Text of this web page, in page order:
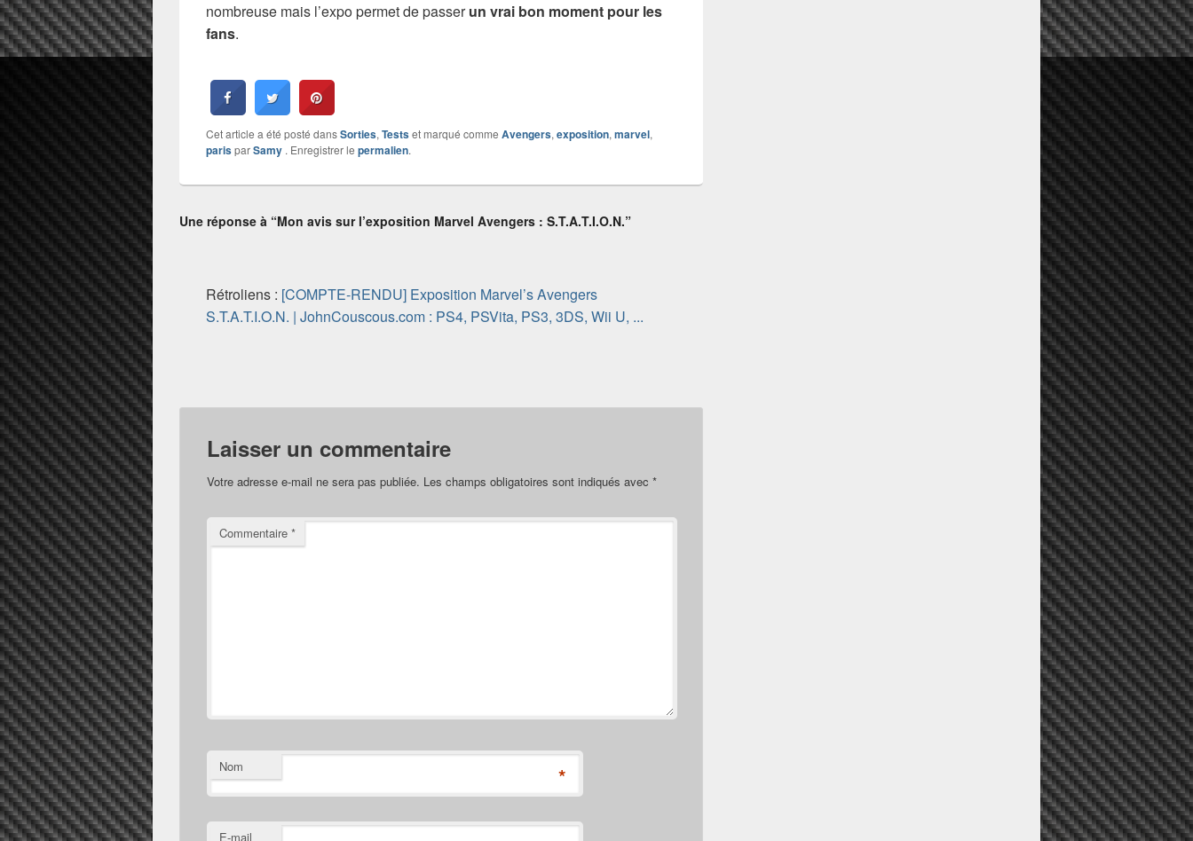
nombreuse mais l’expo permet de passerun vrai bon moment pour les
fans.
Cet article a été posté dansSorties, Testset marqué comme Avengers, exposition, marvel,
parisparSamy . Enregistrer le permalien.
Une réponse à “Mon avis sur l’exposition Marvel Avengers : S.T.A.T.I.O.N.”
Rétroliens : [COMPTE-RENDU] Exposition Marvel’s Avengers
S.T.A.T.I.O.N. | JohnCouscous.com : PS4, PSVita, PS3, 3DS, Wii U, ...
Laisser un commentaire
Votre adresse e-mail ne sera pas publiée. Les champs obligatoires sont indiqués avec *
Commentaire *
Nom *
E-mail